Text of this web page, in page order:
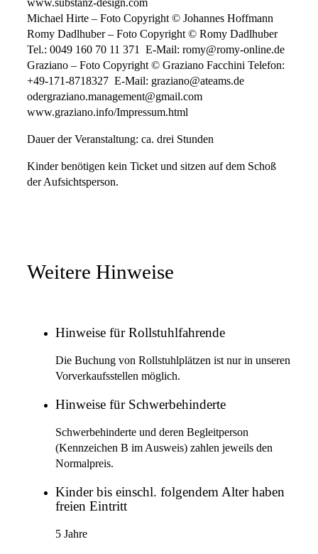
www.substanz-design.com
Michael Hirte – Foto Copyright © Johannes Hoffmann
Romy Dadlhuber – Foto Copyright © Romy Dadlhuber 
Tel.: 0049 160 70 11 371  E-Mail: romy@romy-online.de
Graziano – Foto Copyright © Graziano Facchini Telefon:
+49-171-8718327  E-Mail: graziano@ateams.de
odergraziano.management@gmail.com 
www.graziano.info/Impressum.html
Dauer der Veranstaltung: ca. drei Stunden
Kinder benötigen kein Ticket und sitzen auf dem Schoß
der Aufsichtsperson.
Weitere Hinweise
Hinweise für Rollstuhlfahrende
Die Buchung von Rollstuhlplätzen ist nur in unseren
Vorverkaufsstellen möglich.
Hinweise für Schwerbehinderte
Schwerbehinderte und deren Begleitperson
(Kennzeichen B im Ausweis) zahlen jeweils den
Normalpreis.
Kinder bis einschl. folgendem Alter haben
freien Eintritt
5 Jahre